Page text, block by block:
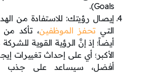
Goals).
إيصال رؤيتك: للاستفادة من
التي تحفز الموظفين، تأكد
أيضاً؛ إذ إنَّ الرؤية القوية
الأكبر؛ أي على إحداث تغييرات
أفضل، سيساعد على جذب